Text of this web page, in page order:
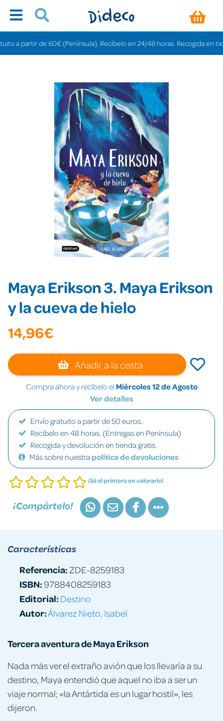
partir de 60€ (Península). Recíbelo en 24/48 horas. Recogida en
Maya Erikson 3. Maya Erikson
y la cueva de hielo
14,96€
Añadir a la cesta
Compra ahora y recíbelo el Miércoles 12 de Agosto
Ver detalles
Envío gratuito a partir de 50 euros.
Recíbelo en 48 horas. (Entregas en Península)
Recogida y devolución en tienda gratis.
Más sobre nuestra política de devoluciones
¡Sé el primero en valorarlo!
¡Compártelo!
Tercera aventura de Maya Erikson
Nada más ver el extraño avión que los llevaría a su
destino, Maya entendió que aquel no iba a ser un
viaje normal; «la Antártida es un lugar hostil», les
dijeron.
Características
Referencia: ZDE-8259183
ISBN:9788408259183
Editorial: Destino
Autor:Álvarez Nieto, Isabel